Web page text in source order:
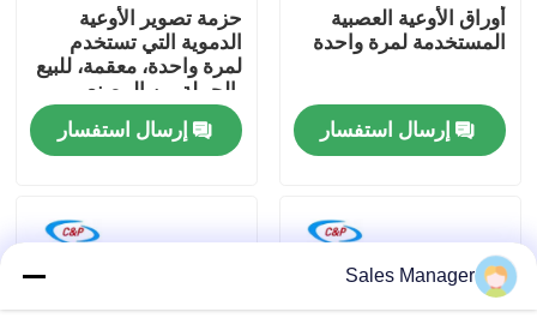
جولة في المصنع
أخبار
القضايا
أوراق الأوعية العصبية
المستخدمة لمرة واحدة
إرسال استفسار
حزمة تصوير الأوعية
الدموية التي تستخدم
لمرة واحدة، معقمة، للبيع
بالجملة من المصنع
للمستشفيات
إرسال استفسار
Sales Manager